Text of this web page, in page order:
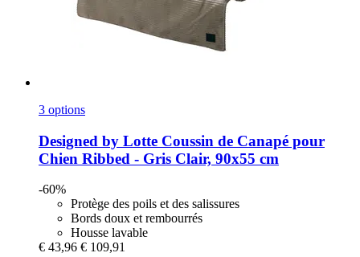
3 options
Designed by Lotte Coussin de Canapé pour
Chien Ribbed -​ Gris Clair, 90x55 cm
-60%
Protège des poils et des salissures
Bords doux et rembourrés
Housse lavable
€ 43,96 € 109,91